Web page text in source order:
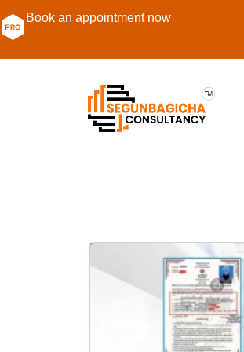
Book an appointment now